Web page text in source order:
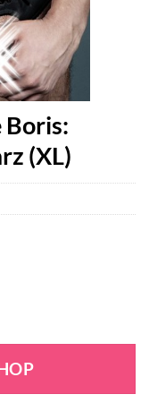
Boris:
(XL)